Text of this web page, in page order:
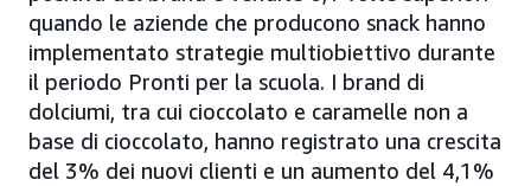
quando le aziende che producono snack hanno
implementato strategie multiobiettivo durante
il periodo Pronti per la scuola. I brand di
dolciumi, tra cui cioccolato e caramelle non a
base di cioccolato, hanno registrato una crescita
del 3% dei nuovi clienti e un aumento del 4,1%